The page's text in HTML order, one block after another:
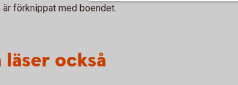
förknippat med boendet.
läser också